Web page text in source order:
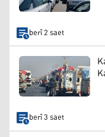
berî 2 saet
berî 3 saet